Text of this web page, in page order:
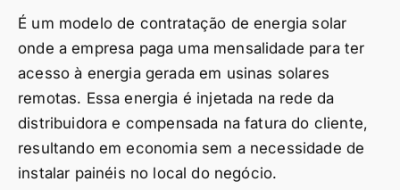
É um modelo de contratação de energia solar
onde a empresa paga uma mensalidade para ter
acesso à energia gerada em usinas solares
remotas. Essa energia é injetada na rede da
distribuidora e compensada na fatura do cliente,
resultando em economia sem a necessidade de
instalar painéis no local do negócio.